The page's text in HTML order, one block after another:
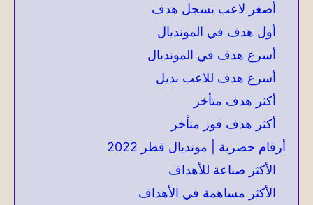
أصغر لاعب يسجل هدف
أول هدف في المونديال
أسرع هدف في المونديال
أسرع هدف للاعب بديل
أكثر هدف متأخر
أكثر هدف فوز متأخر
أرقام حصرية | مونديال قطر 2022
الأكثر صناعة للأهداف
الأكثر مساهمة في الأهداف